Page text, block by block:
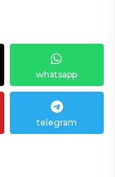
whatsapp
telegram